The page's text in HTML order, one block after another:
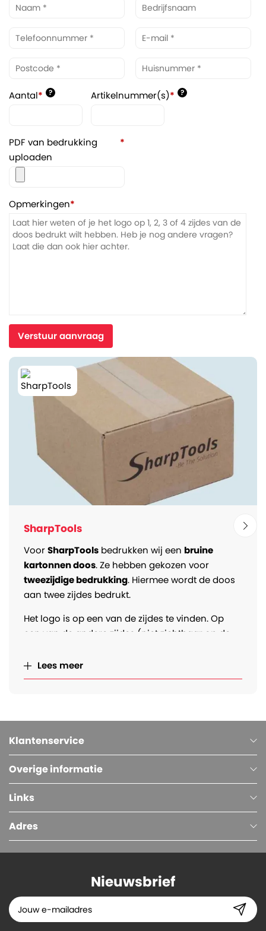
Aantal* ? Artikelnummer(s)* ?
PDF van bedrukking
uploaden
*
Opmerkingen*
Verstuur aanvraag
SharpTools
VoorSharpTools bedrukken wij een bruine
kartonnen doos. Ze hebben gekozen voor
tweezijdige bedrukking. Hiermee wordt de doos
aan twee zijdes bedrukt.
Het logo is op een van de zijdes te vinden. Op
een van de andere zijdes (niet zichtbaar op de
andere informatie.
Lees meer
Klantenservice
Overige informatie
Links
Adres
Nieuwsbrief